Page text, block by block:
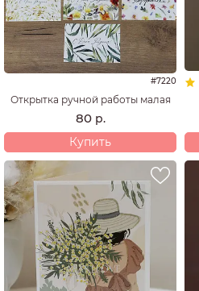
#7220
Открытка ручной работы малая
80 р.
Купить